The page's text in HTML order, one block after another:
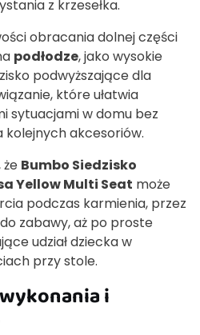
z krzesełka.
obracania dolnej części
podłodze, jako wysokie
podwyższające dla
które ułatwia
sytuacjami w domu bez
kolejnych akcesoriów.
Bumbo Siedzisko
Yellow Multi Seat może
podczas karmienia, przez
zabawy, aż po proste
udział dziecka w
przy stole.
i